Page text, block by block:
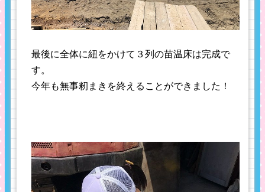
最後に全体に紐をかけて３列の苗温床は完成で
す。
今年も無事籾まきを終えることができました！